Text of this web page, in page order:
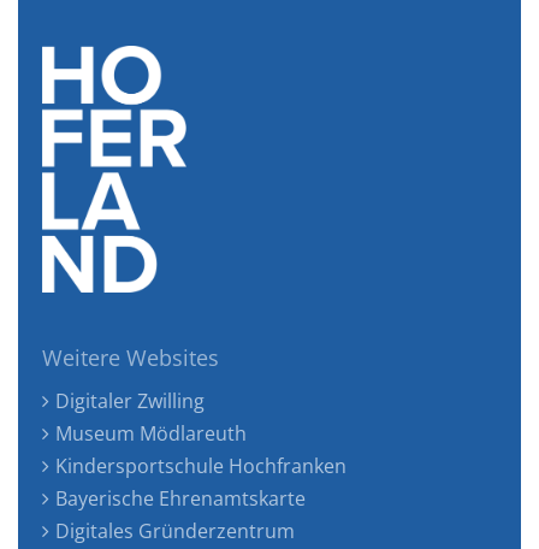
Weitere Websites
Digitaler Zwilling
Museum Mödlareuth
Kindersportschule Hochfranken
Bayerische Ehrenamtskarte
Digitales Gründerzentrum